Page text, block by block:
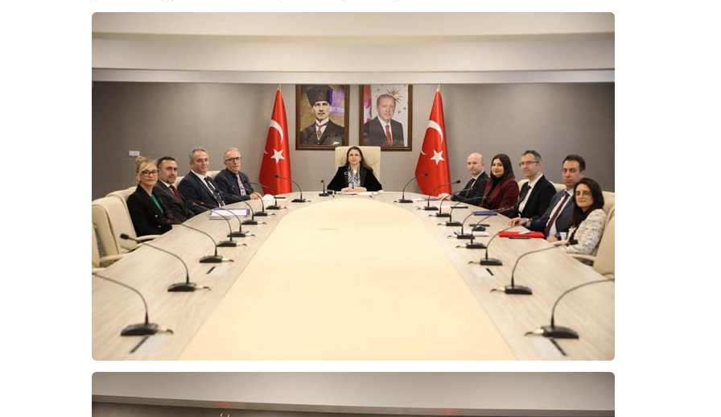
Mustafa Ozturk
bu fiyatın dörtte biri yani 400 TL olmalı. iç
dört katına satılıyor. iç f
belediye yönetilirmi hayretdebişey
Kadir inanc
Ekmek yediğiniz yere veda edersiniz gurur
tablosu yaparsınız değişik bu kişilikler ya
Muhammed
Valla tren kactj gitti.Uysali devirmwk icin
elinizden ne geliyosa Chp ile kendi partiniz
aleyhine calistiniz.Becerdinizde Adami alasa
ettiniz.Sonuc
1950 türkiye